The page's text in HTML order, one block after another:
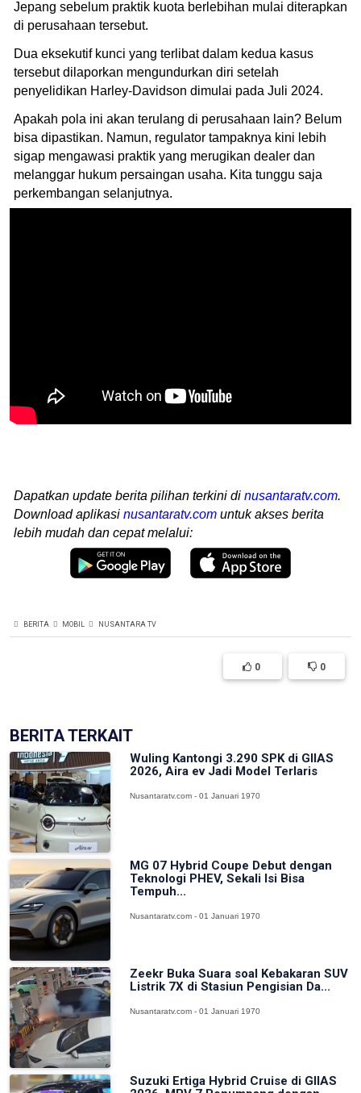
Jepang sebelum praktik kuota berlebihan mulai diterapkan
di perusahaan tersebut.
Dua eksekutif kunci yang terlibat dalam kedua kasus
tersebut dilaporkan mengundurkan diri setelah
penyelidikan Harley-Davidson dimulai pada Juli 2024.
Apakah pola ini akan terulang di perusahaan lain? Belum
bisa dipastikan. Namun, regulator tampaknya kini lebih
sigap mengawasi praktik yang merugikan dealer dan
melanggar hukum persaingan usaha. Kita tunggu saja
perkembangan selanjutnya.
Dapatkan update berita pilihan terkini di nusantaratv.com.
Download aplikasi nusantaratv.com untuk akses berita
lebih mudah dan cepat melalui:
BERITA MOBIL NUSANTARA TV
0 0
BERITA TERKAIT
Wuling Kantongi 3.290 SPK di GIIAS
2026, Aira ev Jadi Model Terlaris
Nusantaratv.com - 01 Januari 1970
MG 07 Hybrid Coupe Debut dengan
Teknologi PHEV, Sekali Isi Bisa
Tempuh...
Nusantaratv.com - 01 Januari 1970
Zeekr Buka Suara soal Kebakaran SUV
Listrik 7X di Stasiun Pengisian Da...
Nusantaratv.com - 01 Januari 1970
Suzuki Ertiga Hybrid Cruise di GIIAS